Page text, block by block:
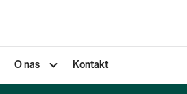
O nas Kontakt